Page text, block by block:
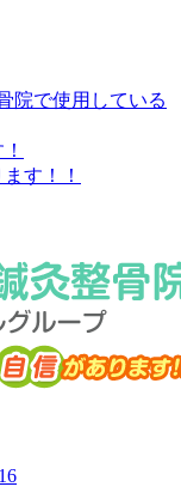
院で使用している
す！！